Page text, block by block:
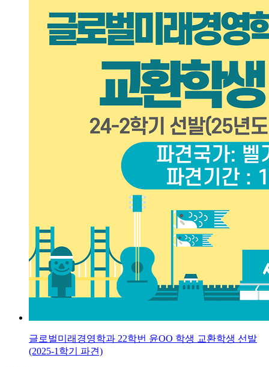
글로벌미래경영학과 22학번 윤OO 학생 교환학생 선발
(2025-1학기 파견)